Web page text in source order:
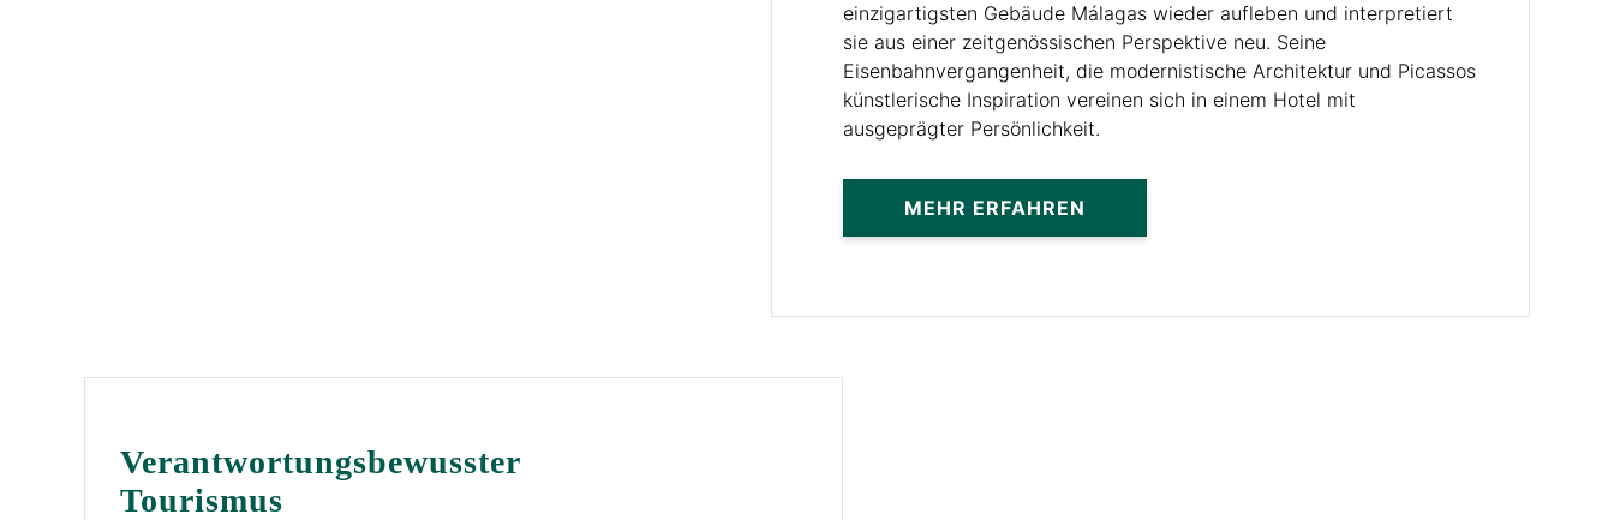
einzigartigsten Gebäude Málagas wieder aufleben und interpretiert
sie aus einer zeitgenössischen Perspektive neu. Seine
Eisenbahnvergangenheit, die modernistische Architektur und Picassos
künstlerische Inspiration vereinen sich in einem Hotel mit
ausgeprägter Persönlichkeit.
Verantwortungsbewusster
Tourismus